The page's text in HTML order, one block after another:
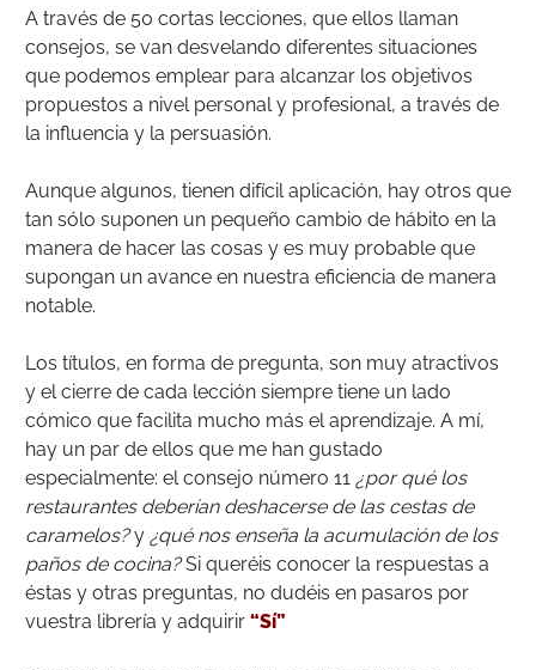
A través de 50 cortas lecciones, que ellos llaman
consejos, se van desvelando diferentes situaciones
que podemos emplear para alcanzar los objetivos
propuestos a nivel personal y profesional, a través de
la influencia y la persuasión.
Aunque algunos, tienen difícil aplicación, hay otros que
tan sólo suponen un pequeño cambio de hábito en la
manera de hacer las cosas y es muy probable que
supongan un avance en nuestra eficiencia de manera
notable.
Los títulos, en forma de pregunta, son muy atractivos
y el cierre de cada lección siempre tiene un lado
cómico que facilita mucho más el aprendizaje. A mí,
hay un par de ellos que me han gustado
especialmente: el consejo número 11 ¿por qué los
restaurantes deberían deshacerse de las cestas de
caramelos?y ¿qué nos enseña la acumulación de los
paños de cocina?Si queréis conocer la respuestas a
éstas y otras preguntas, no dudéis en pasaros por
vuestra librería y adquirir “Sí”